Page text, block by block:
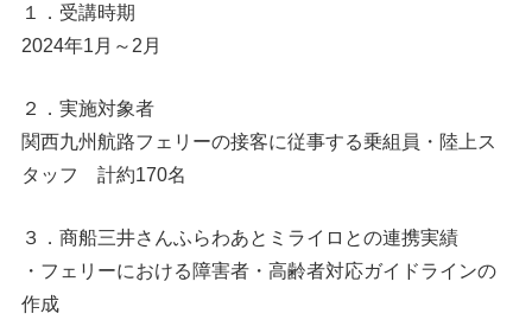
１．受講時期
2024年1月～2月
２．実施対象者
関西九州航路フェリーの接客に従事する乗組員・陸上ス
タッフ 計約170名
３．商船三井さんふらわあとミライロとの連携実績
・フェリーにおける障害者・高齢者対応ガイドラインの
作成